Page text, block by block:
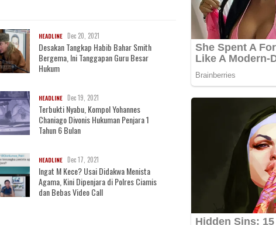
HEADLINE Dec 20, 2021
Desakan Tangkap Habib Bahar Smith
Bergema, Ini Tanggapan Guru Besar
Hukum
HEADLINE Dec 19, 2021
Terbukti Nyabu, Kompol Yohannes
Chaniago Divonis Hukuman Penjara 1
Tahun 6 Bulan
HEADLINE Dec 17, 2021
Ingat M Kece? Usai Didakwa Menista
Agama, Kini Dipenjara di Polres Ciamis
dan Bebas Video Call